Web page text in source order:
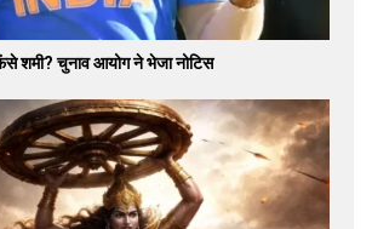
शमी? चुनाव आयोग ने भेजा नोटिस